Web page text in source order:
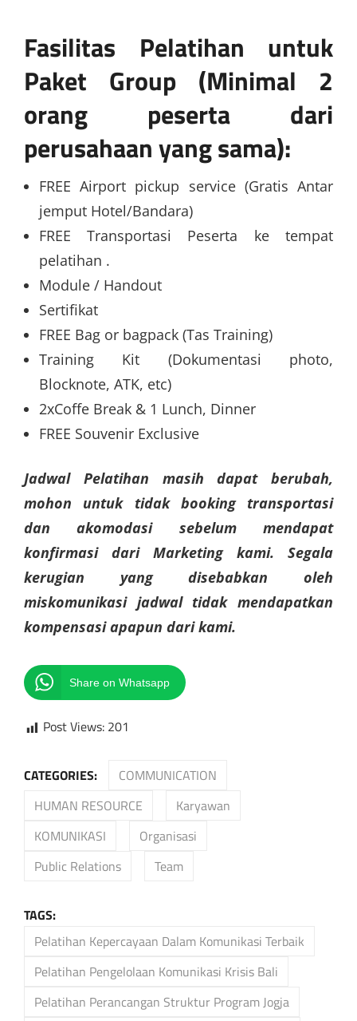
Fasilitas Pelatihan untuk
Paket Group (Minimal 2
orang peserta dari
perusahaan yang sama):
FREE Airport pickup service (Gratis Antar
jemput Hotel/Bandara)
FREE Transportasi Peserta ke tempat
pelatihan .
Module / Handout
Sertifikat
FREE Bag or bagpack (Tas Training)
Training Kit (Dokumentasi photo,
Blocknote, ATK, etc)
2xCoffe Break & 1 Lunch, Dinner
FREE Souvenir Exclusive
Jadwal Pelatihan masih dapat berubah,
mohon untuk tidak booking transportasi
dan akomodasi sebelum mendapat
konfirmasi dari Marketing kami. Segala
kerugian yang disebabkan oleh
miskomunikasi jadwal tidak mendapatkan
kompensasi apapun dari kami.
Share on Whatsapp
Post Views: 201
CATEGORIES:
COMMUNICATION
HUMAN RESOURCE
Karyawan
KOMUNIKASI
Organisasi
Public Relations
Team
TAGS:
Pelatihan Kepercayaan Dalam Komunikasi Terbaik
Pelatihan Pengelolaan Komunikasi Krisis Bali
Pelatihan Perancangan Struktur Program Jogja